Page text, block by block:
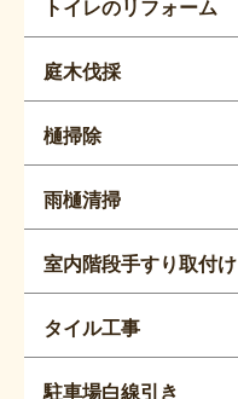
トイレのリフォーム
庭木伐採
樋掃除
雨樋清掃
室内階段手すり取付け
タイル工事
駐車場白線引き